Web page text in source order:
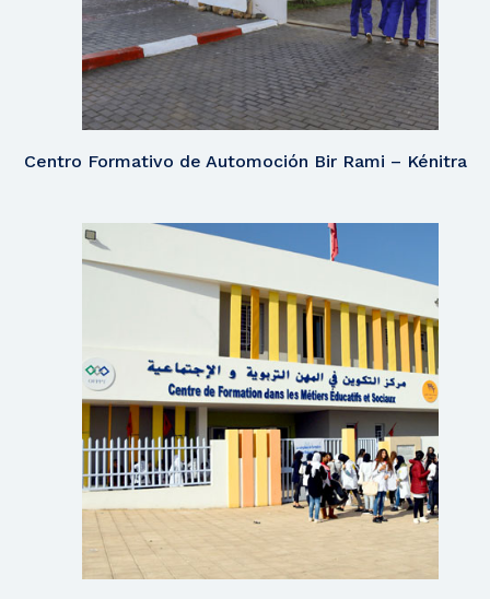
Centro Formativo de Automoción Bir Rami – Kénitra